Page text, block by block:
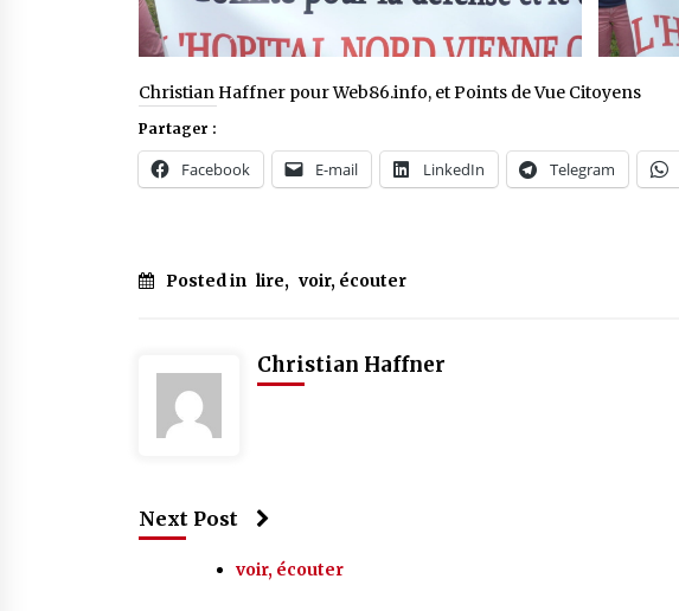
Christian Haffner pour Web86.info, et Points de Vue Citoyens
Partager :
Facebook E-mail LinkedIn Telegram
Posted in lire, voir, écouter
Christian Haffner
Next Post
voir, écouter